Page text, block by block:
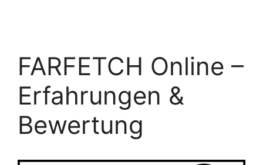
FARFETCH Online –
Erfahrungen &
Bewertung